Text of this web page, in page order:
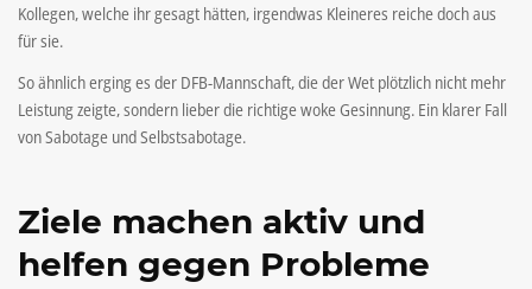
Kollegen, welche ihr gesagt hätten, irgendwas Kleineres reiche doch aus
für sie.
So ähnlich erging es der DFB-Mannschaft, die der Wet plötzlich nicht mehr
Leistung zeigte, sondern lieber die richtige woke Gesinnung. Ein klarer Fall
von Sabotage und Selbstsabotage.
Ziele machen aktiv und
helfen gegen Probleme